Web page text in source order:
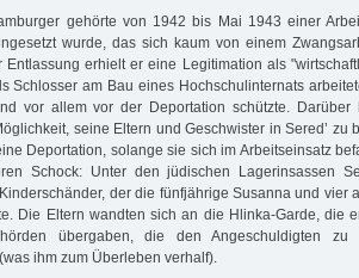
gehörte von 1942 bis Mai 1943 einer
wurde, das sich kaum von einem
Entlassung erhielt er eine Legitimation als
Schlosser am Bau eines Hochschulinternats
vor allem vor der Deportation schützte.
seine Eltern und Geschwister in Sered’ zu
Deportation, solange sie sich im Arbeitseinsatz
Schock: Unter den jüdischen Lagerinsassen
der die fünfjährige Susanna und vier
Die Eltern wandten sich an die Hlinka-Garde, die
übergaben, die den Angeschuldigten zu
ihm zum Überleben verhalf).